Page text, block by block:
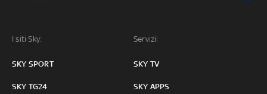
I siti Sky:
SKY SPORT
SKY TG24
Servizi:
SKY TV
SKY APPS